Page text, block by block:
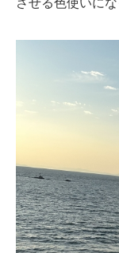
させる色使いにな